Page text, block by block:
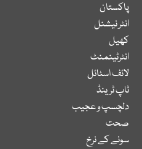
پاکستان
انٹر نیشنل
کھیل
انٹرٹینمنٹ
لائف اسٹائل
ٹاپ ٹرینڈ
دلچسپ و عجیب
صحت
سونے کے نرخ